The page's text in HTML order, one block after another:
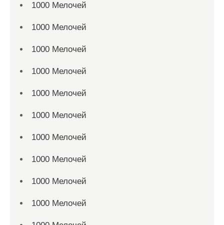
1000 Мелочей
1000 Мелочей
1000 Мелочей
1000 Мелочей
1000 Мелочей
1000 Мелочей
1000 Мелочей
1000 Мелочей
1000 Мелочей
1000 Мелочей